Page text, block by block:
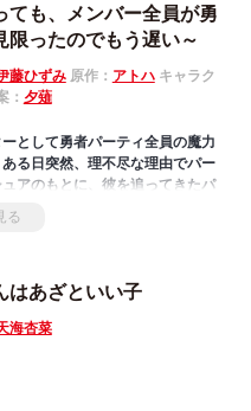
ても、メンバー全員が勇
限ったのでもう遅い～
藤ひずみ原作： アトハキャラク
： 夕薙
として勇者パーティ全員の魔力
る日突然、理不尽な理由でパー
アのもとに、彼を追ってきたパ
は勇者の独断で、彼女はイシュ
に来たのだった。真実を知った
る
はあざといい子
海杏菜